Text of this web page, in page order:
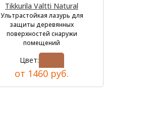
Tikkurila Valtti Natural
Ультрастойкая лазурь для
защиты деревянных
поверхностей снаружи
помещений
Цвет:
от 1460 руб.